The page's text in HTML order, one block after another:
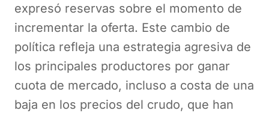
expresó reservas sobre el momento de
incrementar la oferta. Este cambio de
política refleja una estrategia agresiva de
los principales productores por ganar
cuota de mercado, incluso a costa de una
baja en los precios del crudo, que han